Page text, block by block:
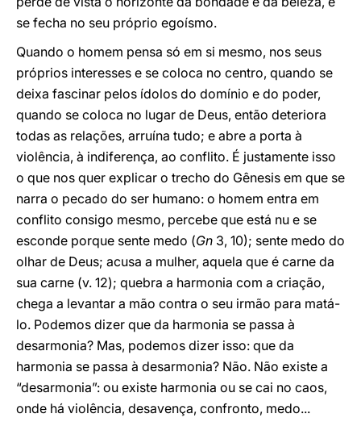
se fecha no seu próprio egoísmo.
Quando o homem pensa só em si mesmo, nos seus
próprios interesses e se coloca no centro, quando se
deixa fascinar pelos ídolos do domínio e do poder,
quando se coloca no lugar de Deus, então deteriora
todas as relações, arruína tudo; e abre a porta à
violência, à indiferença, ao conflito. É justamente isso
o que nos quer explicar o trecho do Gênesis em que se
narra o pecado do ser humano: o homem entra em
conflito consigo mesmo, percebe que está nu e se
esconde porque sente medo (Gn 3, 10); sente medo do
olhar de Deus; acusa a mulher, aquela que é carne da
sua carne (v. 12); quebra a harmonia com a criação,
chega a levantar a mão contra o seu irmão para matá-
lo. Podemos dizer que da harmonia se passa à
desarmonia? Mas, podemos dizer isso: que da
harmonia se passa à desarmonia? Não. Não existe a
“desarmonia”: ou existe harmonia ou se cai no caos,
onde há violência, desavença, confronto, medo...